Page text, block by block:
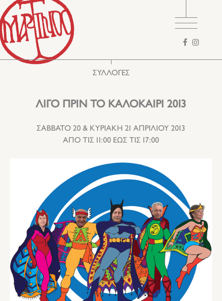
ΣΥΛΛΟΓΕΣ
ΛΙΓΟ ΠΡΙΝ ΤΟ ΚΑΛΟΚΑΙΡΙ 2013
ΣΑΒΒΑΤΟ 20 & ΚΥΡΙΑΚΗ 21 ΑΠΡΙΛΙΟΥ 2013
ΑΠΟ ΤΙΣ 11:00 ΕΩΣ ΤΙΣ 17:00